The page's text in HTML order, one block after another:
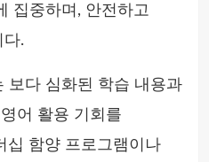
집중하며, 안전하고
다.
보다 심화된 학습 내용과
어 활용 기회를
십 함양 프로그램이나